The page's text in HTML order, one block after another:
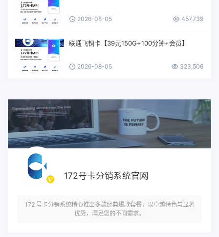
2026-08-05 457,739
联通飞铜卡【39元150G+100分钟+会员】
2026-08-05 323,506
172号卡分销系统官网
172 号卡分销系统精心推出多款经典爆款套餐，以卓越特色与显著
优势，满足您的不同需求。